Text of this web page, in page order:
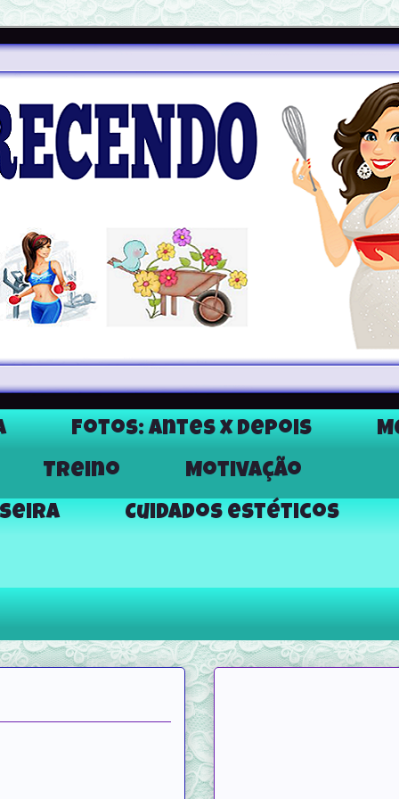
Fotos: Antes x Depois
Treino
Motivação
Cuidados estéticos